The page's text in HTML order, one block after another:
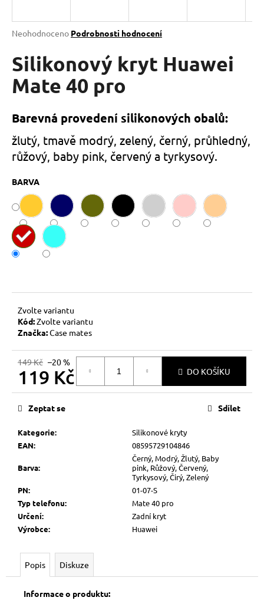
Průměrné
produktu
je
0,0
z
Neohodnoceno Podrobnosti hodnocení
Silikonový kryt Huawei
Mate 40 pro
Barevná provedení silikonových obalů:
žlutý, tmavě modrý, zelený, černý, průhledný,
růžový, baby pink, červený a tyrkysový.
BARVA
Zvolte variantu
Kód:Zvolte variantu
Značka:Case mates
149 Kč –20 %
119 Kč
Měrná
DO KOŠÍKU
Kategorie:
Silikonové kryty
EAN: 08595729104846
Barva:
Černý, Modrý, Žlutý, Baby
pink, Růžový, Červený,
Tyrkysový, Čirý, Zelený
PN:
01-07-S
Typ telefonu:
Mate 40 pro
Určení:
Zadní kryt
Výrobce: Huawei
Zeptat se Sdílet
Popis Diskuze
Informace o produktu:
j
t
?
HLEDAT
D
o
p
o
r
u
j
e
m
e